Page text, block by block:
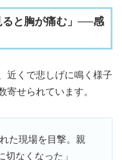
ると胸が痛む」──感
近くで悲しげに鳴く様子
寄せられています。
た現場を目撃。親
なくなった」